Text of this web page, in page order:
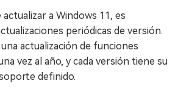
a Windows 11, es
periódicas de versión.
actualización de funciones
vez al año, y cada versión tiene su
definido.